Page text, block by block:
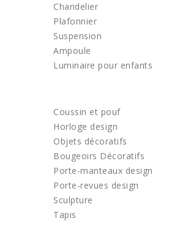
Chandelier
Plafonnier
Suspension
Ampoule
Luminaire pour enfants
Coussin et pouf
Horloge design
Objets décoratifs
Bougeoirs Décoratifs
Porte-manteaux design
Porte-revues design
Sculpture
Tapis